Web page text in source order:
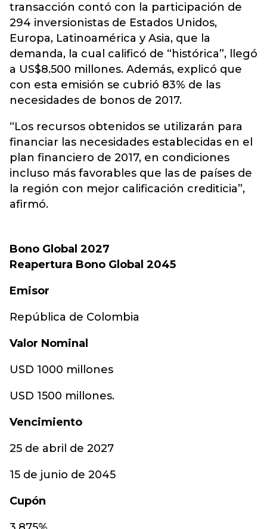
transacción contó con la participación de
294 inversionistas de Estados Unidos,
Europa, Latinoamérica y Asia, que la
demanda, la cual calificó de “histórica”, llegó
a US$8.500 millones. Además, explicó que
con esta emisión se cubrió 83% de las
necesidades de bonos de 2017.
“Los recursos obtenidos se utilizarán para
financiar las necesidades establecidas en el
plan financiero de 2017, en condiciones
incluso más favorables que las de países de
la región con mejor calificación crediticia”,
afirmó.
Bono Global 2027
Reapertura Bono Global 2045
Emisor
República de Colombia
Valor Nominal
USD 1000 millones
USD 1500 millones.
Vencimiento
25 de abril de 2027
15 de junio de 2045
Cupón